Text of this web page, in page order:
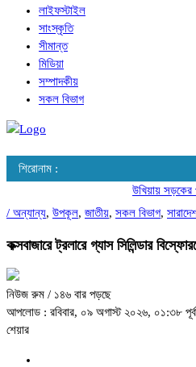
লাইফস্টাইল
সাংস্কৃতি
সীমান্ত
মিডিয়া
সম্পাদকীয়
সকল বিভাগ
শিরোনাম :
উখিয়ায় সড়কের
/ অন্যান্য, উপকূল, জাতীয়, সকল বিভাগ,
কক্সবাজারে ট্রলারে গ্যাস সিলিন্ডার
নিউজ রুম / ১৪৬ বার পড়ছে
আপলোড : রবিবার, ০৯ অগাস্ট ২০২৬, ০১:৩৮
শেয়ার